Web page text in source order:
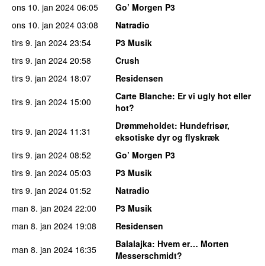
ons 10. jan 2024 06:05
Go’ Morgen P3
ons 10. jan 2024 03:08
Natradio
tirs 9. jan 2024 23:54
P3 Musik
tirs 9. jan 2024 20:58
Crush
tirs 9. jan 2024 18:07
Residensen
tirs 9. jan 2024 15:00 Carte Blanche: Er vi ugly hot eller
hot?
tirs 9. jan 2024 11:31 Drømmeholdet: Hundefrisør,
eksotiske dyr og flyskræk
tirs 9. jan 2024 08:52
Go’ Morgen P3
tirs 9. jan 2024 05:03
P3 Musik
tirs 9. jan 2024 01:52
Natradio
man 8. jan 2024 22:00
P3 Musik
man 8. jan 2024 19:08
Residensen
man 8. jan 2024 16:35 Balalajka: Hvem er… Morten
Messerschmidt?